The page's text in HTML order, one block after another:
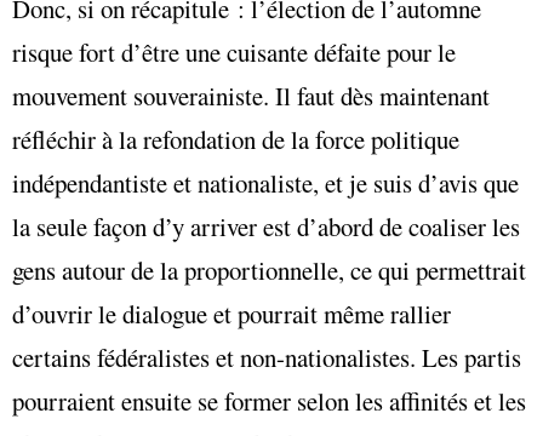
Donc, si on récapitule : l’élection de l’automne
risque fort d’être une cuisante défaite pour le
mouvement souverainiste. Il faut dès maintenant
réfléchir à la refondation de la force politique
indépendantiste et nationaliste, et je suis d’avis que
la seule façon d’y arriver est d’abord de coaliser les
gens autour de la proportionnelle, ce qui permettrait
d’ouvrir le dialogue et pourrait même rallier
certains fédéralistes et non-nationalistes. Les partis
pourraient ensuite se former selon les affinités et les